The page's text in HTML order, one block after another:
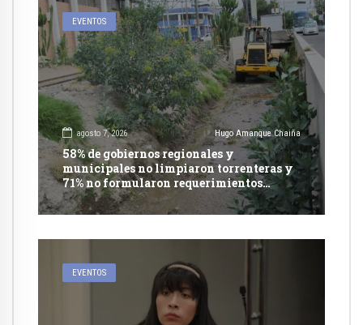
EVENTOS
agosto 7, 2026 Hugo Amanque Chaiña
58% de gobiernos regionales y
municipales no limpiaron torrenteras y
71% no formularon requerimientos
presupuestales afirma informe de
Contraloría
EVENTOS